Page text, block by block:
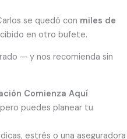
se quedó con miles de
en otro bufete.
— y nos recomienda sin
Comienza Aquí
puedes planear tu
estrés o una aseguradora